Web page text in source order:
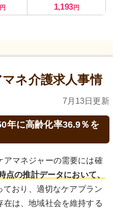
1,193円
ネ介護求人事情
7月13日更新
年に高齢化率36.9％を
アマネジャーの需要には確
点の推計データにおいて、
ており、適切なケアプラン
在は、地域社会を維持する